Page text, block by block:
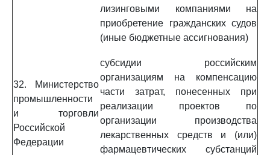
лизинговыми компаниями на
приобретение гражданских судов
(иные бюджетные ассигнования)
32. Министерство
промышленности
и торговли
Российской
Федерации
субсидии российским
организациям на компенсацию
части затрат, понесенных при
реализации проектов по
организации производства
лекарственных средств и (или)
фармацевтических субстанций